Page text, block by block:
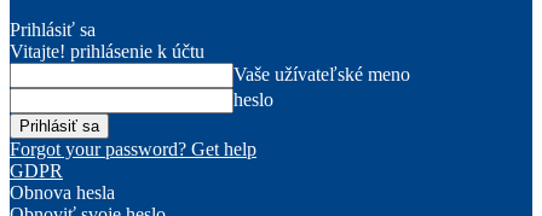
Prihlásiť sa
Vitajte! prihlásenie k účtu
Vaše užívateľské meno
heslo
Forgot your password? Get help
GDPR
Obnova hesla